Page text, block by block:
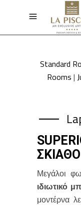
Standard
Rooms |
ΣΚΙΆΘΟ
Μεγάλοι
ιδιωτικό
μοντέρνα